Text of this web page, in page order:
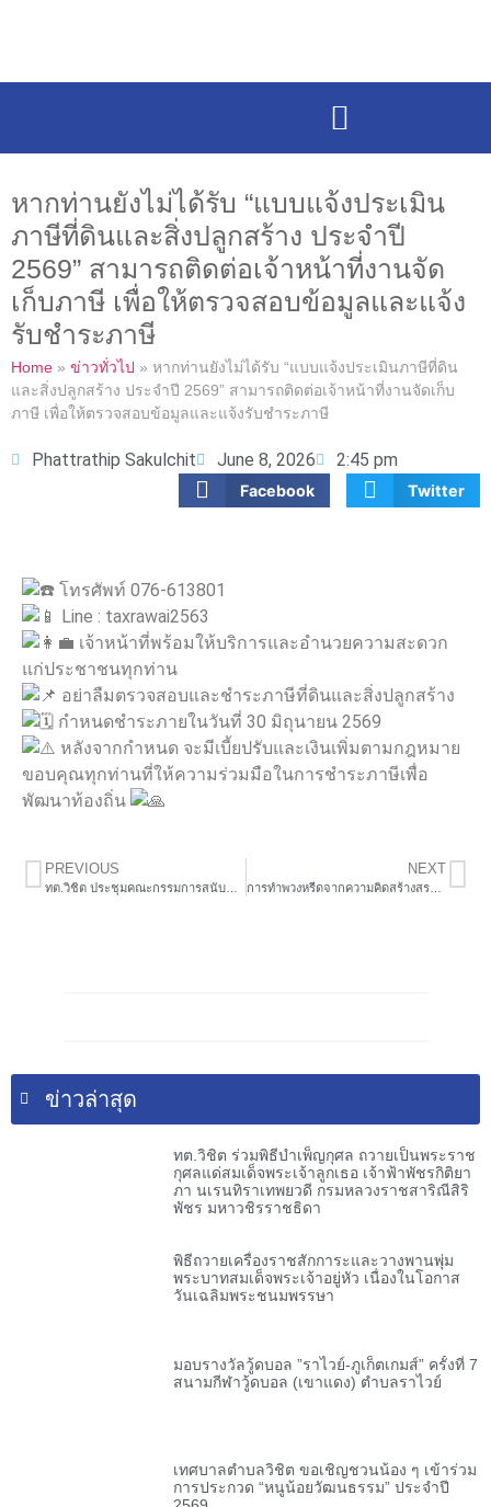
หากท่านยังไม่ได้รับ “แบบแจ้งประเมิน
ภาษีที่ดินและสิ่งปลูกสร้าง ประจำปี
2569” สามารถติดต่อเจ้าหน้าที่งานจัด
เก็บภาษี เพื่อให้ตรวจสอบข้อมูลและแจ้ง
รับชำระภาษี
Home » ข่าวทั่วไป » หากท่านยังไม่ได้รับ “แบบแจ้งประเมินภาษีที่ดิน
และสิ่งปลูกสร้าง ประจำปี 2569” สามารถติดต่อเจ้าหน้าที่งานจัดเก็บ
ภาษี เพื่อให้ตรวจสอบข้อมูลและแจ้งรับชำระภาษี
Phattrathip Sakulchit June 8, 2026 2:45 pm
Facebook Twitter
โทรศัพท์ 076-613801
Line : taxrawai2563
เจ้าหน้าที่พร้อมให้บริการและอำนวยความสะดวก
แก่ประชาชนทุกท่าน
อย่าลืมตรวจสอบและชำระภาษีที่ดินและสิ่งปลูกสร้าง
กำหนดชำระภายในวันที่ 30 มิถุนายน 2569
หลังจากกำหนด จะมีเบี้ยปรับและเงินเพิ่มตามกฎหมาย
ขอบคุณทุกท่านที่ให้ความร่วมมือในการชำระภาษีเพื่อ
พัฒนาท้องถิ่น
PREVIOUS NEXT
การทำพวงหรีดจากความคิดสร้างสรรค์ ส่งเสริมแนวคิดการใช้ทรัพยากรอย่างคุ้มค่าและเสริมสร้างรายได้สู่ชุมชน
ข่าวล่าสุด
ทต.วิชิต ร่วมพิธีบำเพ็ญกุศล ถวายเป็นพระราช
กุศลแด่สมเด็จพระเจ้าลูกเธอ เจ้าฟ้าพัชรกิติยา
ภา นเรนทิราเทพยวดี กรมหลวงราชสาริณีสิริ
พัชร มหาวชิรราชธิดา
พิธีถวายเครื่องราชสักการะและวางพานพุ่ม
พระบาทสมเด็จพระเจ้าอยู่หัว เนื่องในโอกาส
วันเฉลิมพระชนมพรรษา
มอบรางวัลวู้ดบอล ”ราไวย์-ภูเก็ตเกมส์” ครั้งที่ 7
สนามกีฬาวู้ดบอล (เขาแดง) ตำบลราไวย์
เทศบาลตำบลวิชิต ขอเชิญชวนน้อง ๆ เข้าร่วม
การประกวด “หนูน้อยวัฒนธรรม” ประจำปี